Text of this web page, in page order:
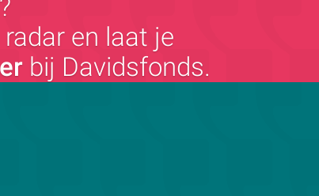
en laat je
bij Davidsfonds.